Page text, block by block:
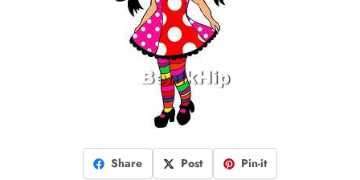
Share Post Pin-it